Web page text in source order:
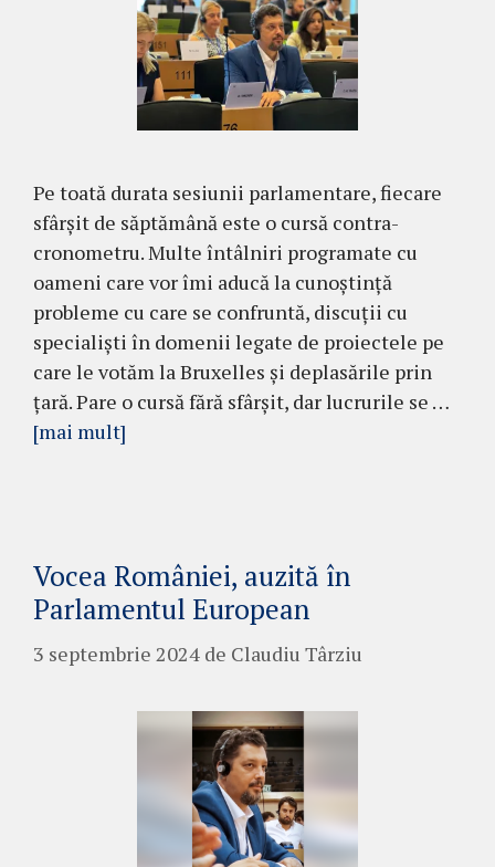
Pe toată durata sesiunii parlamentare, fiecare
sfârșit de săptămână este o cursă contra-
cronometru. Multe întâlniri programate cu
oameni care vor îmi aducă la cunoștință
probleme cu care se confruntă, discuții cu
specialiști în domenii legate de proiectele pe
care le votăm la Bruxelles și deplasările prin
țară. Pare o cursă fără sfârșit, dar lucrurile se …
[mai mult]
Vocea României, auzită în
Parlamentul European
3 septembrie 2024 de Claudiu Târziu